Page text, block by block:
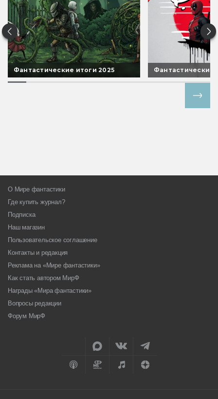
Фантастические итоги 2025 Фантастические
О Мире фантастики
Где купить журнал?
Подписка
Наш магазин
Пользовательское соглашение
Контакты и редакция
Реклама на «Мире фантастики»
Как стать автором МирФ
Награды «Мира фантастики»
Вопросы редакции
Форум МирФ